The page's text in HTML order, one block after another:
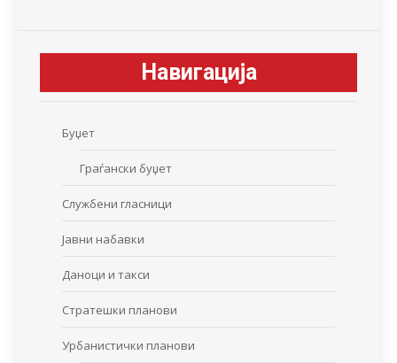
Навигација
Буџет
Граѓански буџет
Службени гласници
Јавни набавки
Даноци и такси
Стратешки планови
Урбанистички планови